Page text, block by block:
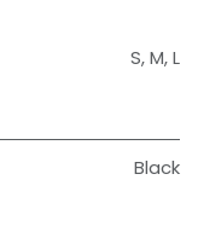
S,M,L
Black